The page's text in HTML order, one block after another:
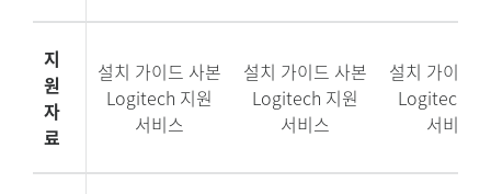
지
원
자
료
설치 가이드 사본
Logitech 지원
서비스
설치 가이드 사본
Logitech 지원
서비스
설치 가이드
Logitech
서비스